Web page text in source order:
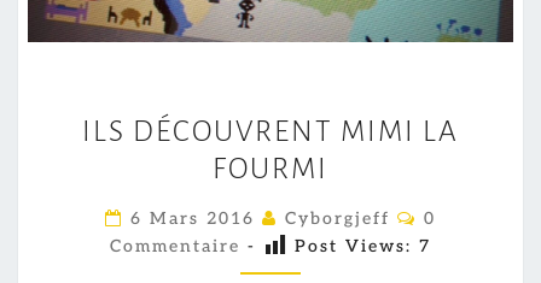
L
S
É
C
ILS DÉCOUVRENT MIMI LA
FOURMI
6 Mars 2016 Cyborgjeff
C
M
0
Commentaire - Post Views: 7